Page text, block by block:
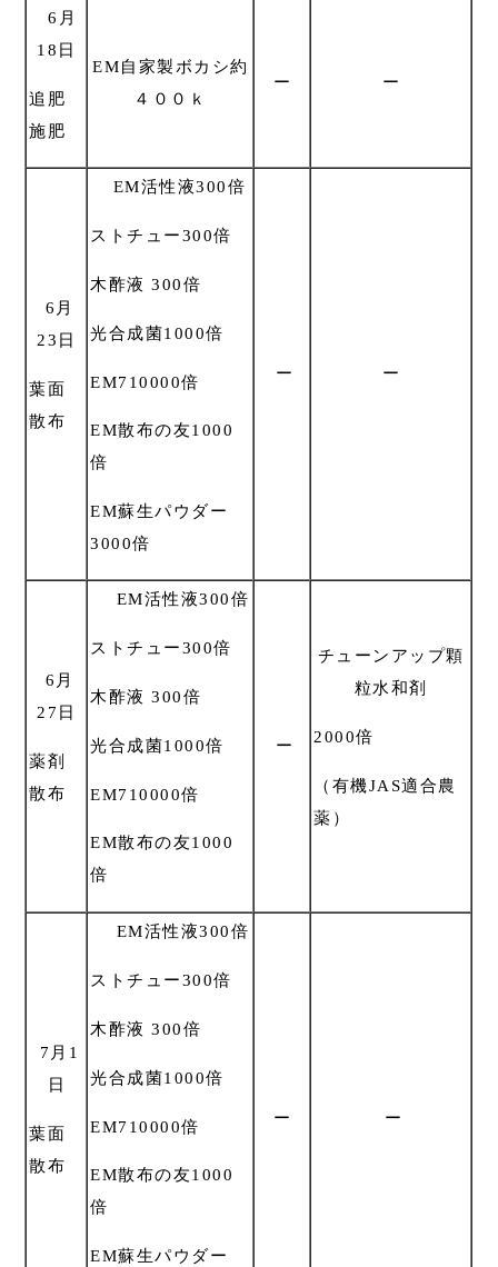
6月
18日
追肥
施肥
EM自家製ボカシ約
４００ｋ
ー ー
6月
23日
葉面
散布
EM活性液300倍
ストチュー300倍
木酢液 300倍
光合成菌1000倍
EM710000倍
EM散布の友1000
倍
EM蘇生パウダー
3000倍
ー ー
6月
27日
薬剤
散布
EM活性液300倍
ストチュー300倍
木酢液 300倍
光合成菌1000倍
EM710000倍
EM散布の友1000
倍
ー
チューンアップ顆
粒水和剤
2000倍
（有機JAS適合農
薬）
7月1
日
葉面
散布
EM活性液300倍
ストチュー300倍
木酢液 300倍
光合成菌1000倍
EM710000倍
EM散布の友1000
倍
EM蘇生パウダー
ー ー